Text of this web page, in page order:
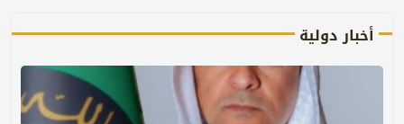
أخبار دولية